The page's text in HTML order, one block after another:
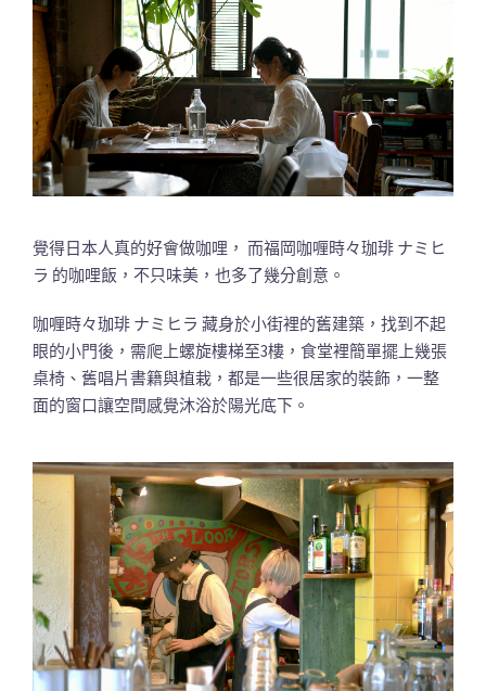
覺得日本人真的好會做咖哩， 而福岡咖喱時々珈琲 ナミヒ
ラ 的咖哩飯，不只味美，也多了幾分創意。
咖喱時々珈琲 ナミヒラ 藏身於小街裡的舊建築，找到不起
眼的小門後，需爬上螺旋樓梯至3樓，食堂裡簡單擺上幾張
桌椅、舊唱片書籍與植栽，都是一些很居家的裝飾，一整
面的窗口讓空間感覺沐浴於陽光底下。